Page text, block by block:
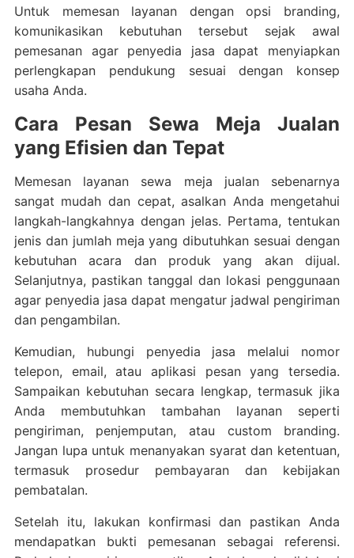
Untuk memesan layanan dengan opsi branding,
komunikasikan kebutuhan tersebut sejak awal
pemesanan agar penyedia jasa dapat menyiapkan
perlengkapan pendukung sesuai dengan konsep
usaha Anda.
Cara Pesan Sewa Meja Jualan
yang Efisien dan Tepat
Memesan layanan sewa meja jualan sebenarnya
sangat mudah dan cepat, asalkan Anda mengetahui
langkah-langkahnya dengan jelas. Pertama, tentukan
jenis dan jumlah meja yang dibutuhkan sesuai dengan
kebutuhan acara dan produk yang akan dijual.
Selanjutnya, pastikan tanggal dan lokasi penggunaan
agar penyedia jasa dapat mengatur jadwal pengiriman
dan pengambilan.
Kemudian, hubungi penyedia jasa melalui nomor
telepon, email, atau aplikasi pesan yang tersedia.
Sampaikan kebutuhan secara lengkap, termasuk jika
Anda membutuhkan tambahan layanan seperti
pengiriman, penjemputan, atau custom branding.
Jangan lupa untuk menanyakan syarat dan ketentuan,
termasuk prosedur pembayaran dan kebijakan
pembatalan.
Setelah itu, lakukan konfirmasi dan pastikan Anda
mendapatkan bukti pemesanan sebagai referensi.